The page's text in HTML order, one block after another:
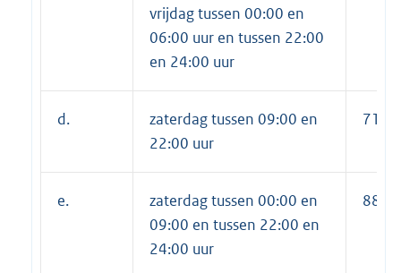
vrijdag tussen 00:00 en
06:00 uur en tussen 22:00
en 24:00 uur
d.
zaterdag tussen 09:00 en
22:00 uur
e.
zaterdag tussen 00:00 en
09:00 en tussen 22:00 en
24:00 uur